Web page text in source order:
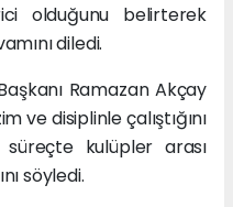
olduğunu belirterek
diledi.
Ramazan Akçay
ve disiplinle çalıştığını
kulüpler arası
söyledi.